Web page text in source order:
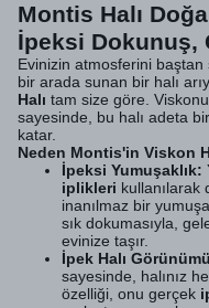
Montis Halı
İpeksi Dokunuş,
Evinizin atmosferini
bir arada sunan bir halı
Halı tam size göre.
sayesinde, bu halı adeta
katar.
Neden Montis'in Viskon
İpeksi Yumuşaklık:
iplikleri kullanılarak
inanılmaz bir
sık dokumasıyla,
evinize taşır.
İpek Halı
sayesinde, halınız
özelliği, onu gerçek